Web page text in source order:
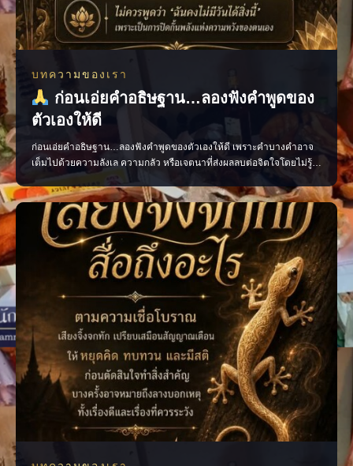
บทความของเรา
ก่อนเอ่ยคำอธิษฐาน…ลองฟังคำพูดของ
ตัวเองให้ดี
ก่อนเอ่ยคำอธิษฐาน…ลองฟังคำพูดของตัวเองให้ดี เพราะคำบางคำอาจ
เต็มไปด้วยความลังเล ความกลัว หรือเจตนาที่ส่งผลลบต่อจิตใจโดยไม่รู้
ตัว ควรอธิษฐานด้วยถ้อยคำที่ชัดเจน สุภาพ และเปี่ยมด้วยเจตนาดี เพื่อให้
ใจของเรามั่นคงและพร้อมก้าวไปสู่สิ่งที่ปรารถนา แล้วคุณเคยเผลอใช้คำ
พูดแบบไหนเวลาอธิษฐานบ้าง? #คำอธิษฐาน #พลัง